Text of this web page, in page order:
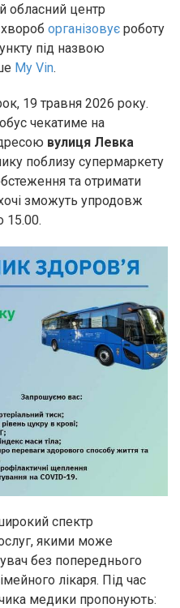
обласний центр
організовує роботу
під назвою
My Vin.
19 травня 2026 року.
чекатиме на
вулиця Левка
поблизу супермаркету
та отримати
зможуть упродовж
15.00.
спектр
якими може
без попереднього
лікаря. Під час
медики пропонують: